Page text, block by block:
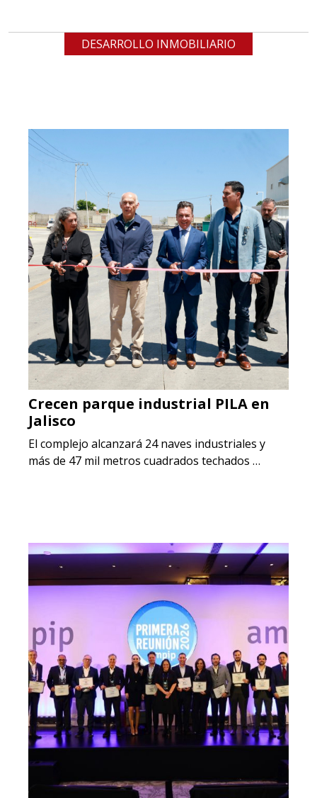
DESARROLLO INMOBILIARIO
Crecen parque industrial PILA en
Jalisco
El complejo alcanzará 24 naves industriales y
más de 47 mil metros cuadrados techados …